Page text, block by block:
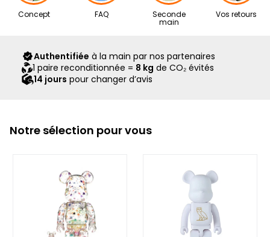
revendeurs partenaires, sélectionnés avec soin pour leur
scellé Second Step attestant qu’ils ont été contrôlés et
expédiés par notre équipe.
Concept FAQ Seconde
main
Vos retours
Authentifiée à la main par nos partenaires
1 paire reconditionnée = 8 kg de CO₂ évités
14 jours pour changer d’avis
Notre sélection pour vous